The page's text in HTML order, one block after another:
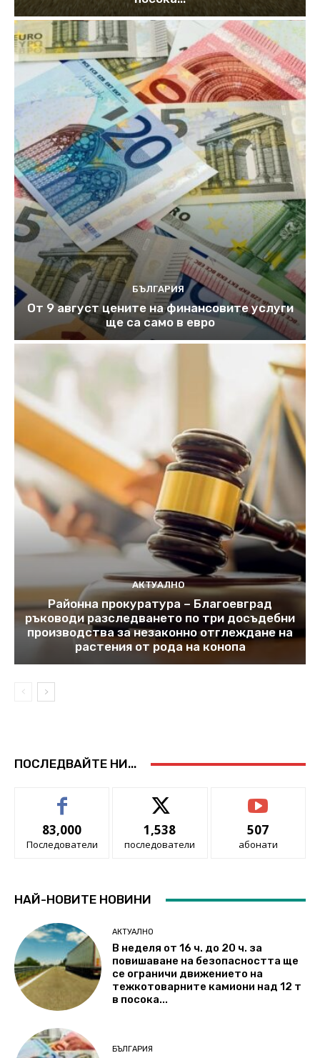
БЪЛГАРИЯ
От 9 август цените на финансовите услуги
ще са само в евро
АКТУАЛНО
Районна прокуратура – Благоевград
ръководи разследването по три досъдебни
производства за незаконно отглеждане на
растения от рода на конопа
ПОСЛЕДВАЙТЕ НИ...
83,000
Последователи
1,538
последователи
507
абонати
НАЙ-НОВИТЕ НОВИНИ
АКТУАЛНО
В неделя от 16 ч. до 20 ч. за
повишаване на безопасността ще
се ограничи движението на
тежкотоварните камиони над 12 т
в посока...
БЪЛГАРИЯ